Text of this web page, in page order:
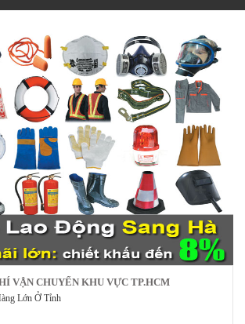
VẬN CHUYỂN KHU VỰC TP.HCM
Lớn Ở Tỉnh